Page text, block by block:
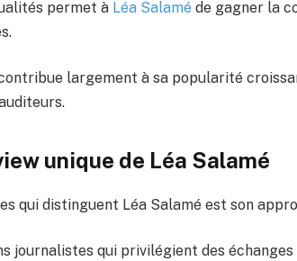
permet à Léa Salamé de gagner la
largement à sa popularité
unique de Léa Salamé
qui distinguent Léa Salamé est son
journalistes qui privilégient des échanges